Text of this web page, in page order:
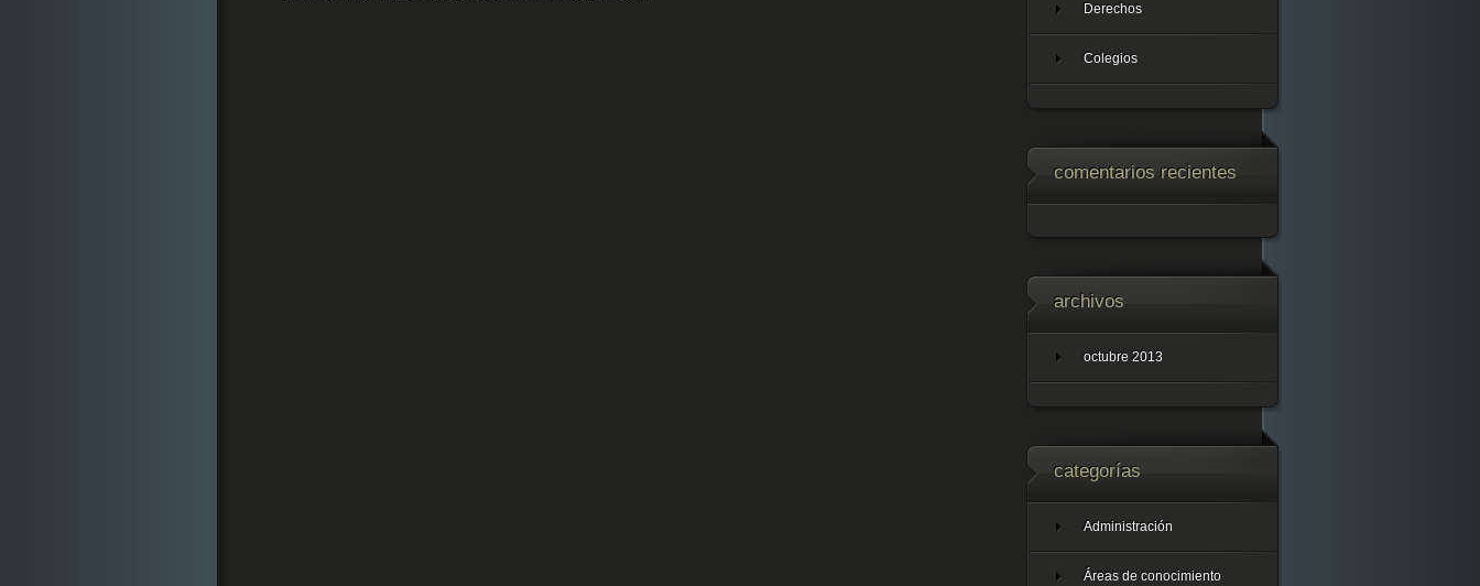
Derechos
Colegios
comentarios recientes
archivos
octubre 2013
categorías
Administración
Áreas de conocimiento